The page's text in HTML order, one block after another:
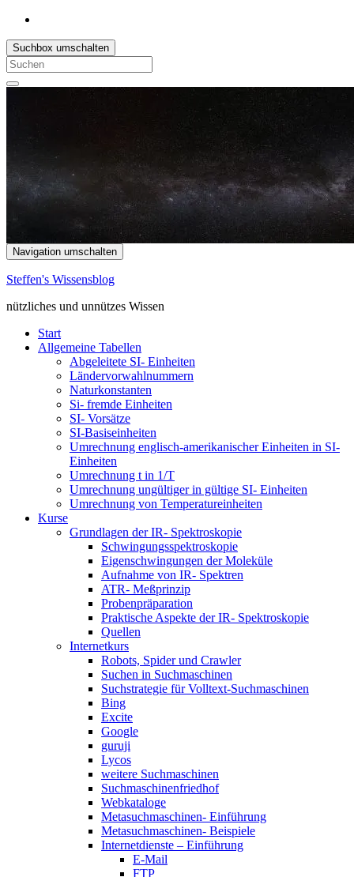
Suchbox umschalten
Search
for:
Navigation umschalten
Steffen's Wissensblog
nützliches und unnützes Wissen
Start
Allgemeine Tabellen
Abgeleitete SI- Einheiten
Ländervorwahlnummern
Naturkonstanten
Si- fremde Einheiten
SI- Vorsätze
SI-Basiseinheiten
Umrechnung englisch-amerikanischer Einheiten in SI-
Einheiten
Umrechnung t in 1/T
Umrechnung ungültiger in gültige SI- Einheiten
Umrechnung von Temperatureinheiten
Kurse
Grundlagen der IR- Spektroskopie
Schwingungsspektroskopie
Eigenschwingungen der Moleküle
Aufnahme von IR- Spektren
ATR- Meßprinzip
Probenpräparation
Praktische Aspekte der IR- Spektroskopie
Quellen
Internetkurs
Robots, Spider und Crawler
Suchen in Suchmaschinen
Suchstrategie für Volltext-Suchmaschinen
Bing
Excite
Google
guruji
Lycos
weitere Suchmaschinen
Suchmaschinenfriedhof
Webkataloge
Metasuchmaschinen- Einführung
Metasuchmaschinen- Beispiele
Internetdienste – Einführung
E-Mail
FTP